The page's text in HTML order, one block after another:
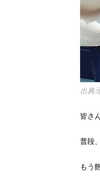
皆さ
普段
もう